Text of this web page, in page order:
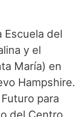
Escuela del
y el
María) en
Hampshire.
para